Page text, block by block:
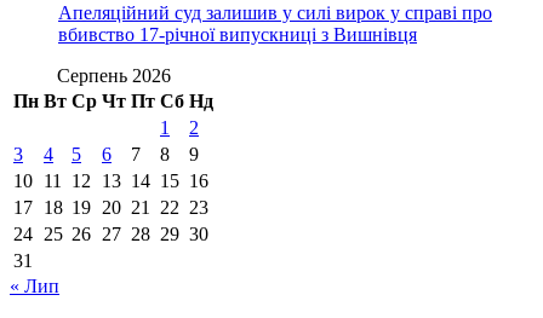
Апеляційний суд залишив у силі вирок у справі про
вбивство 17-річної випускниці з Вишнівця
Серпень 2026
Пн Вт Ср Чт Пт Сб Нд
1
2
3
4 5 6 7 8
9
10 11 12 13 14 15 16
17 18 19 20 21 22 23
24 25 26 27 28 29 30
31
« Лип